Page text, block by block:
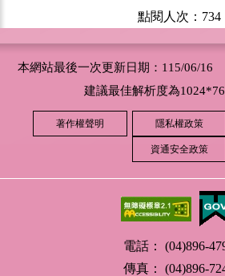
點閱人次：734
本網站最後一次更新日期：115/06/16
建議最佳解析度為
著作權聲明 隱私權政策
資通安全政策
電話： (04)896-
傳真： (04)896-